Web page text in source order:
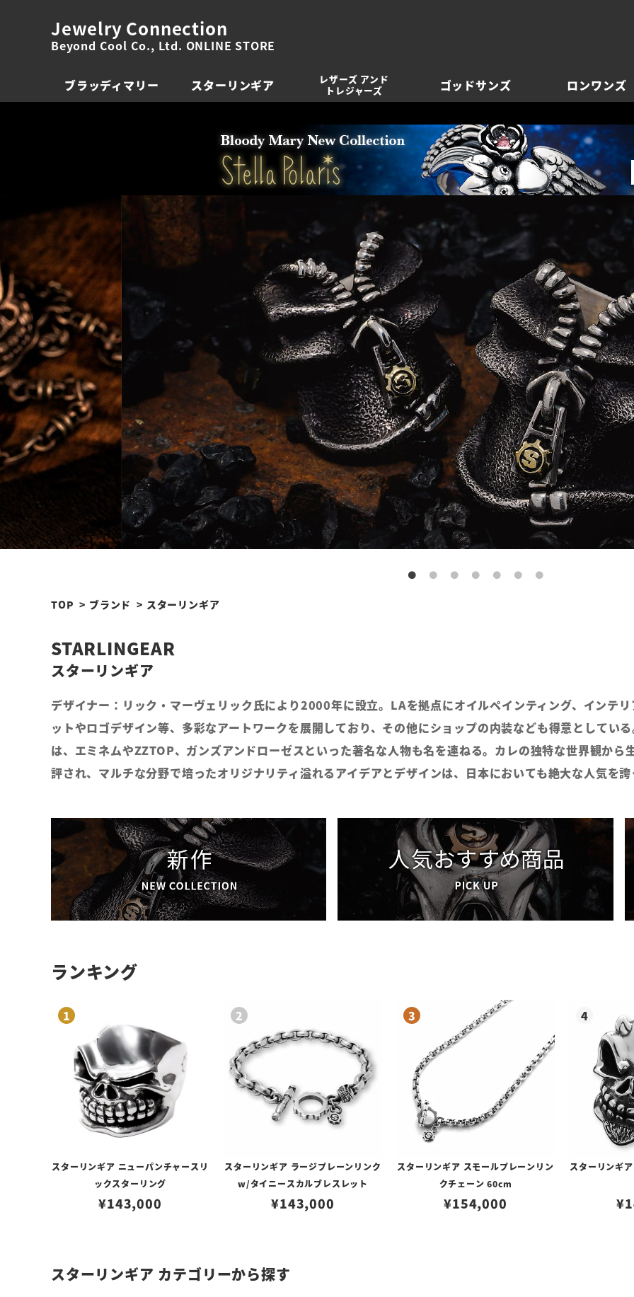
Jewelry Connection
Beyond Cool Co., Ltd. ONLINE STORE
ブラッディマリー スターリンギア
レザーズ アンド
トレジャーズ
ゴッドサンズ ロンワンズ
TOP ブランド スターリンギア
STARLINGEAR
スターリンギア
デザイナー：リック・マーヴェリック氏により2000年に設立。LAを拠点にオイルペインティング、インテ
ットやロゴデザイン等、多彩なアートワークを展開しており、その他にショップの内装なども得意としてい
は、エミネムやZZTOP、ガンズアンドローゼスといった著名な人物も名を連ねる。カレの独特な世界観か
評され、マルチな分野で培ったオリジナリティ溢れるアイデアとデザインは、日本においても絶大な人気を
ランキング
スターリンギア ニューパンチャースリ
ックスターリング
¥143,000
スターリンギア ラージプレーンリンク
w/タイニースカルブレスレット
¥143,000
スターリンギア スモールプレーンリン
クチェーン 60cm
¥154,000
スターリンギ
¥
スターリンギア カテゴリーから探す